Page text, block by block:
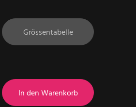
Grössentabelle
In den Warenkorb